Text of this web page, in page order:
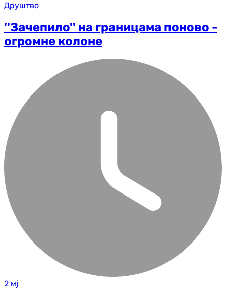
Друштво
''Зачепило'' на границама поново -
огромне колоне
2 мј